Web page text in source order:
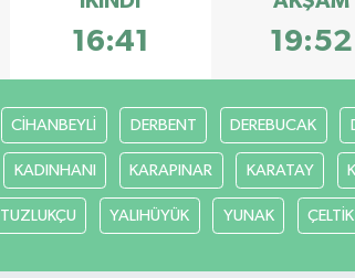
16:41 19:52
CİHANBEYLİ DERBENT DEREBUCAK
KADINHANI KARAPINAR KARATAY
TUZLUKÇU YALIHÜYÜK YUNAK ÇELTİK